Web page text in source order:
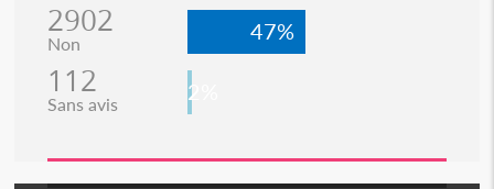
2902
Non 47%
112
Sans avis 2%